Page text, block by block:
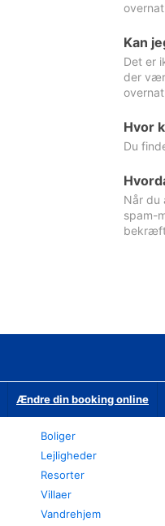
Kan
Det er
der
Hvor
Du
Når du
spam-
Ændre din booking online
Boliger
Lejligheder
Resorter
Villaer
Vandrehjem